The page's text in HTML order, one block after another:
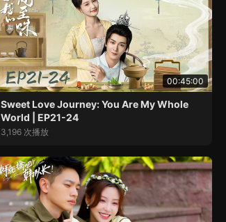
00:45:00
Sweet Love Journey: You Are My Whole
World | EP21-24
3,196 次播放